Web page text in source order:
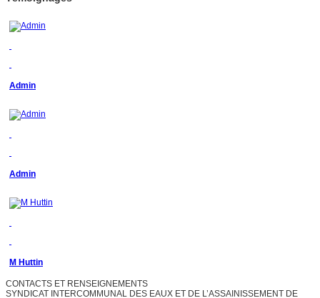
Admin
Admin
M Huttin
CONTACTS ET RENSEIGNEMENTS
SYNDICAT INTERCOMMUNAL DES EAUX ET DE L’ASSAINISSEMENT DE